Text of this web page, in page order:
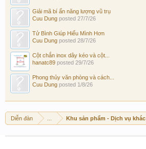
Giải mã bí ẩn năng lượng vũ trụ
Cuu Dung posted 27/7/26
Tử Bình Giúp Hiểu Mình Hơn
Cuu Dung posted 28/7/26
Cột chắn inox dây kéo và cột...
hanatc89 posted 29/7/26
Phong thủy văn phòng và cách...
Cuu Dung posted 1/8/26
Diễn đàn Khu sản phẩm - Dịch vụ khác